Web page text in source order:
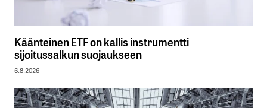
Käänteinen ETF on kallis instrumentti
sijoitussalkun suojaukseen
6.8.2026